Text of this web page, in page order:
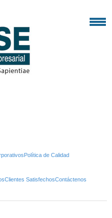
Política de Calidad
Clientes SatisfechosContáctenos